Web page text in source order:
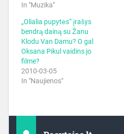
In "Muzika"
„Olialia pupytės“ įrašys
bendrą dainą su Žanu
Klodu Van Damu? O gal
Oksana Pikul vaidins jo
filme?
2010-03-05
In "Naujienos"